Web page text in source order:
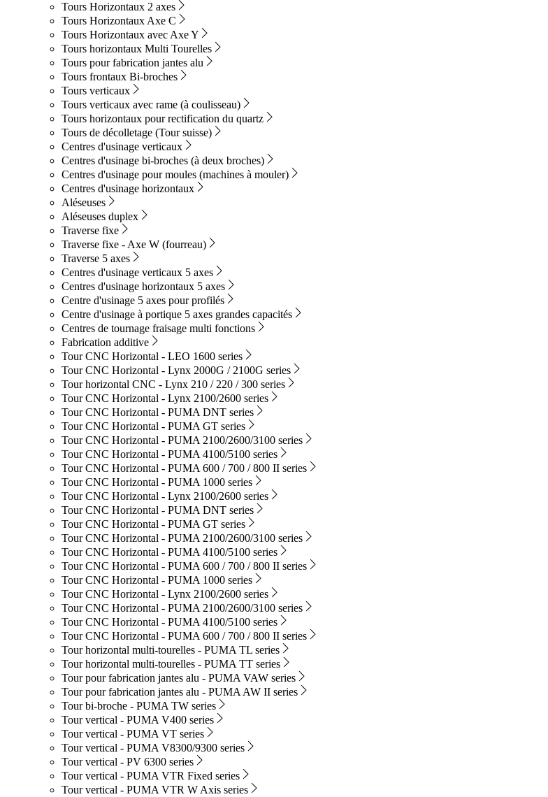
Tours Horizontaux 2 axes
Tours Horizontaux Axe C
Tours Horizontaux avec Axe Y
Tours horizontaux Multi Tourelles
Tours pour fabrication jantes alu
Tours frontaux Bi-broches
Tours verticaux
Tours verticaux avec rame (à coulisseau)
Tours horizontaux pour rectification du quartz
Tours de décolletage (Tour suisse)
Centres d'usinage verticaux
Centres d'usinage bi-broches (à deux broches)
Centres d'usinage pour moules (machines à mouler)
Centres d'usinage horizontaux
Aléseuses
Aléseuses duplex
Traverse fixe
Traverse fixe - Axe W (fourreau)
Traverse 5 axes
Centres d'usinage verticaux 5 axes
Centres d'usinage horizontaux 5 axes
Centre d'usinage 5 axes pour profilés
Centre d'usinage à portique 5 axes grandes capacités
Centres de tournage fraisage multi fonctions
Fabrication additive
Tour CNC Horizontal - LEO 1600 series
Tour CNC Horizontal - Lynx 2000G / 2100G series
Tour horizontal CNC - Lynx 210 / 220 / 300 series
Tour CNC Horizontal - Lynx 2100/2600 series
Tour CNC Horizontal - PUMA DNT series
Tour CNC Horizontal - PUMA GT series
Tour CNC Horizontal - PUMA 2100/2600/3100 series
Tour CNC Horizontal - PUMA 4100/5100 series
Tour CNC Horizontal - PUMA 600 / 700 / 800 II series
Tour CNC Horizontal - PUMA 1000 series
Tour CNC Horizontal - Lynx 2100/2600 series
Tour CNC Horizontal - PUMA DNT series
Tour CNC Horizontal - PUMA GT series
Tour CNC Horizontal - PUMA 2100/2600/3100 series
Tour CNC Horizontal - PUMA 4100/5100 series
Tour CNC Horizontal - PUMA 600 / 700 / 800 II series
Tour CNC Horizontal - PUMA 1000 series
Tour CNC Horizontal - Lynx 2100/2600 series
Tour CNC Horizontal - PUMA 2100/2600/3100 series
Tour CNC Horizontal - PUMA 4100/5100 series
Tour CNC Horizontal - PUMA 600 / 700 / 800 II series
Tour horizontal multi-tourelles - PUMA TL series
Tour horizontal multi-tourelles - PUMA TT series
Tour pour fabrication jantes alu - PUMA VAW series
Tour pour fabrication jantes alu - PUMA AW II series
Tour bi-broche - PUMA TW series
Tour vertical - PUMA V400 series
Tour vertical - PUMA VT series
Tour vertical - PUMA V8300/9300 series
Tour vertical - PV 6300 series
Tour vertical - PUMA VTR Fixed series
Tour vertical - PUMA VTR W Axis series